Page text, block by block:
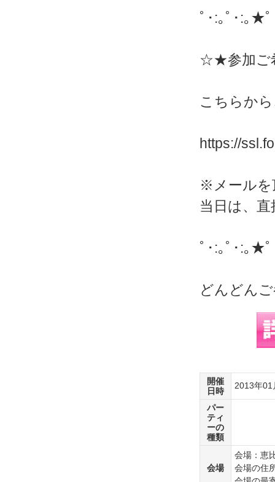
ﾟ･:｡ﾟ･:｡★
☆★参加ご
こちらか
https://
※メールを
当日は、
ﾟ･:｡ﾟ･:｡★
どんどん
開催
日時
2013年01
パー
ティ
ーの
種類
会場
会場：恵
会場の住